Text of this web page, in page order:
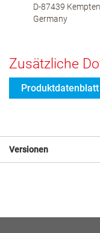
D-87439 Kempten
Germany
Zusätzliche
Produktdatenblatt
Versionen